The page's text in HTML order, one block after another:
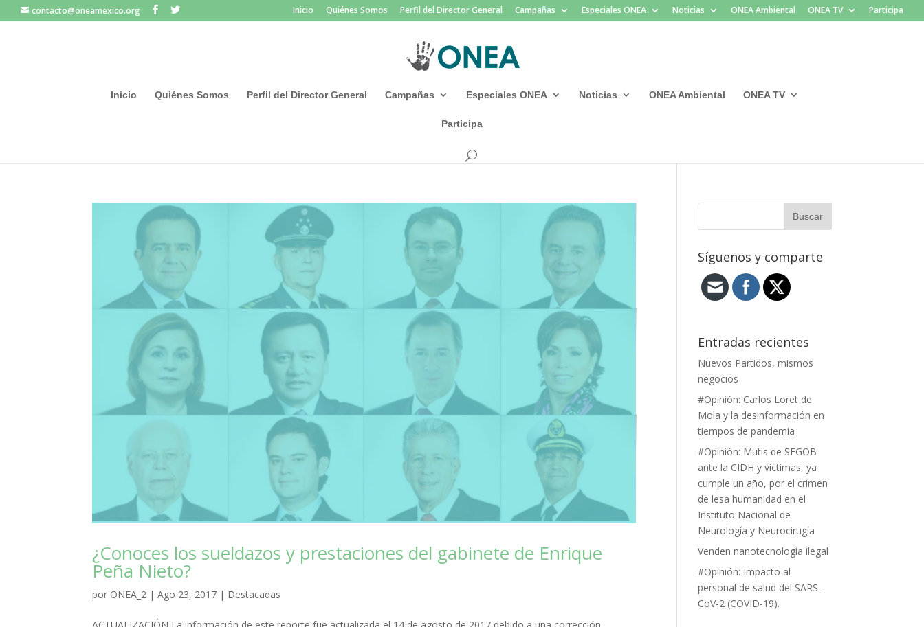
contacto@oneamexico.org Inicio Quiénes Somos Perfil del Director General Campañas Especiales ONEA Noticias ONEA Ambiental ONEA TV Participa
Inicio Quiénes Somos Perfil del Director General Campañas Especiales ONEA Noticias ONEA Ambiental ONEA TV
Participa
¿Conoces los sueldazos y prestaciones del gabinete de Enrique
Peña Nieto?
por ONEA_2 |Ago 23, 2017 | Destacadas
Síguenos y comparte
Entradas recientes
Nuevos Partidos, mismos
negocios
#Opinión: Carlos Loret de
Mola y la desinformación en
tiempos de pandemia
#Opinión: Mutis de SEGOB
ante la CIDH y víctimas, ya
cumple un año, por el crimen
de lesa humanidad en el
Instituto Nacional de
Neurología y Neurocirugía
Venden nanotecnología ilegal
#Opinión: Impacto al
personal de salud del SARS-
CoV-2 (COVID-19).